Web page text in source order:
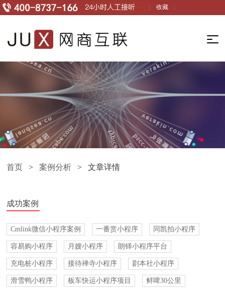
收藏
首页 >案例分析 > 文章详情
成功案例
Cmlink微信小程序案例 一番赏小程序 同凯拍小程序
容易购小程序 月嫂小程序 朗铎小程序平台
充电桩小程序 接待禅寺小程序 剧本社小程序
滑雪鸭小程序 板车快运小程序项目 鲜啤30公里